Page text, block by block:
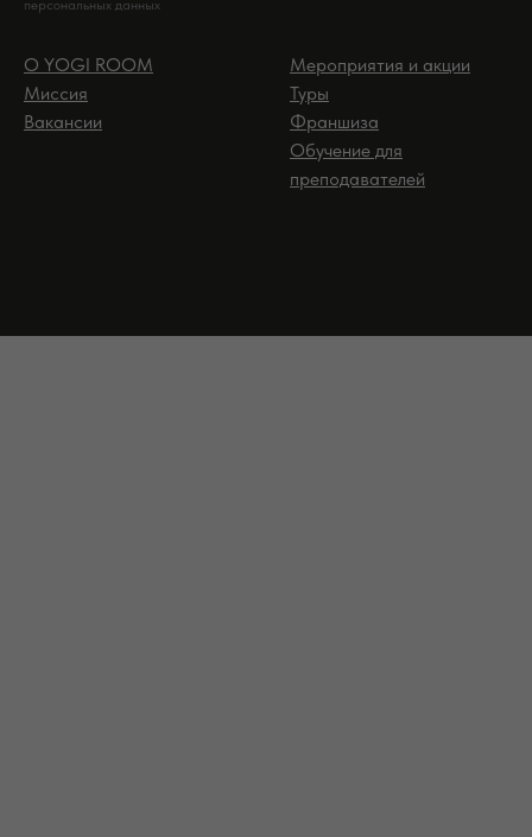
персональных данных
О YOGI ROOM
Миссия
Вакансии
Мероприятия и акции
Туры
Франшиза
Обучение для
преподавателей